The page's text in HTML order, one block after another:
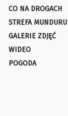
CO NA DROGACH
STREFA MUNDURU
GALERIE ZDJĘĆ
WIDEO
POGODA